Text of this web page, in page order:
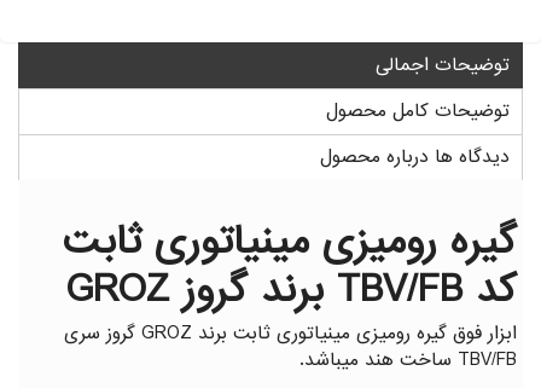
توضیحات اجمالی
توضیحات کامل محصول
دیدگاه ها درباره محصول
گیره رومیزی مینیاتوری ثابت
کد TBV/FB برند گروز GROZ
ابزار فوق گیره رومیزی مینیاتوری ثابت برند GROZ گروز سری
TBV/FB ساخت هند میباشد.